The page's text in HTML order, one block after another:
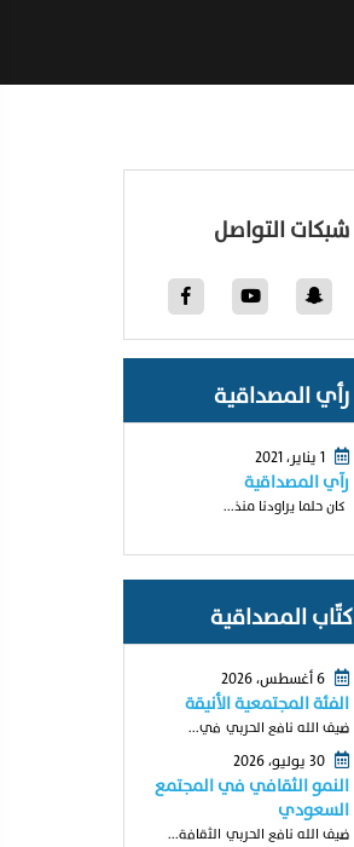
شبكات التواصل
رأي المصداقية
رآي المصداقية
كان حلما يراودنا منذ...
كتّاب المصداقية
الفئة المجتمعية الأنيقة
ضيف الله نافع الحربي في...
النمو الثقافي في المجتمع
السعودي
ضيف الله نافع الحربي الثقافة...